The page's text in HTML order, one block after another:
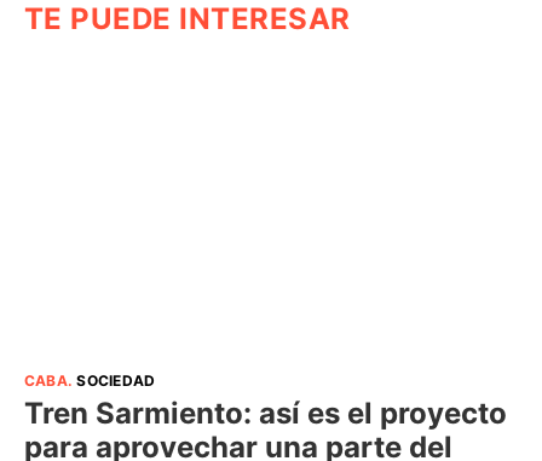
TE PUEDE INTERESAR
CABA.SOCIEDAD
Tren Sarmiento: así es el proyecto
para aprovechar una parte del